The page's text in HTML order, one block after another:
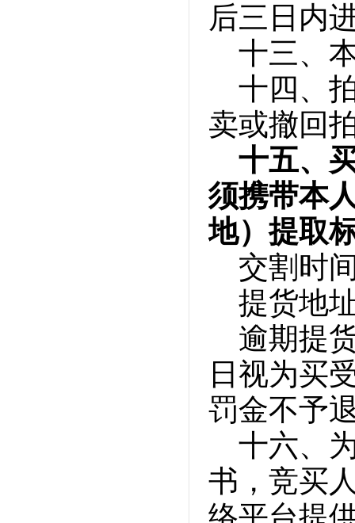
后三日内
十三、
十四、
卖或撤回
十五、
须携带本
地）提取
交割时
提货地
逾期提
日视为买
罚金不予
十六、
书，竞买